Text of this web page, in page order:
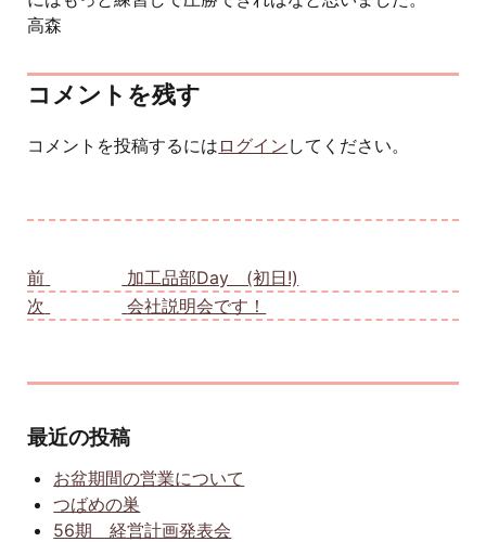
高森
コメントを残す
コメントを投稿するには ログイン してください。
前
加工品部Day (初日!)
次
会社説明会です！
最近の投稿
お盆期間の営業について
つばめの巣
56期 経営計画発表会